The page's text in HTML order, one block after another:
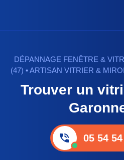
DÉPANNAGE FENÊTRE &
(47) • ARTISAN VITRIER &
Trouver un
05 54